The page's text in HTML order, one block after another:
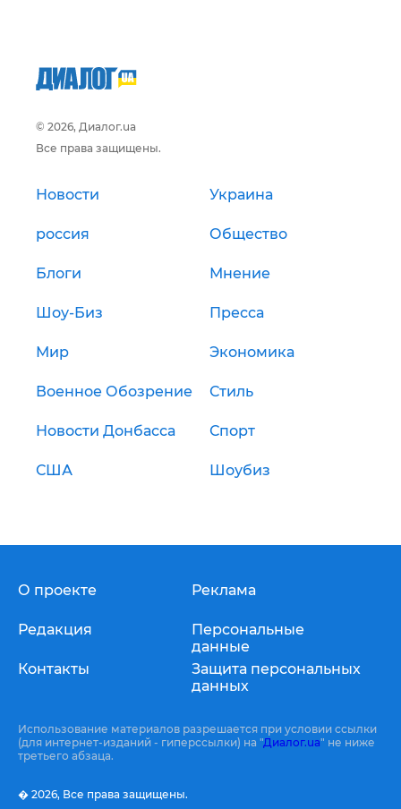
© 2026, Диалог.ua
Все права защищены.
Новости Украина
россия Общество
Блоги Мнение
Шоу-Биз Пресса
Мир Экономика
Военное Обозрение Стиль
Новости Донбасса Спорт
США Шоубиз
О проекте
Редакция
Контакты
Реклама
Персональные
данные
Защита персональных
данных
Использование материалов разрешается при условии ссылки
(для интернет-изданий - гиперссылки) на "Диалог.ua" не ниже
третьего абзаца.
� 2026, Все права защищены.